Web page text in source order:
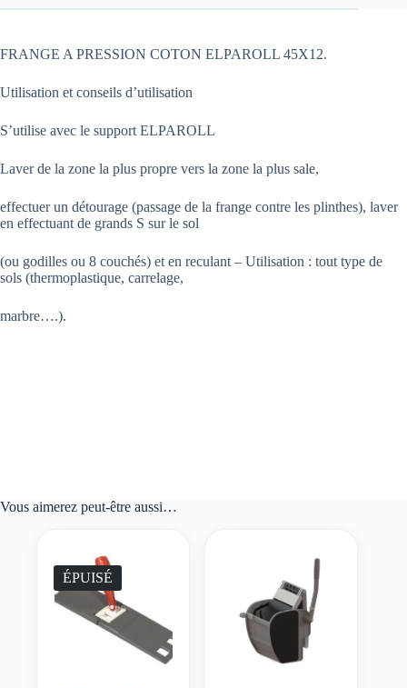
FRANGE A PRESSION COTON ELPAROLL 45X12.
Utilisation et conseils d’utilisation
S’utilise avec le support ELPAROLL
Laver de la zone la plus propre vers la zone la plus sale,
effectuer un détourage (passage de la frange contre les plinthes), laver
en effectuant de grands S sur le sol
(ou godilles ou 8 couchés) et en reculant – Utilisation : tout type de
sols (thermoplastique, carrelage,
marbre….).
Vous aimerez peut-être aussi…
ÉPUISÉ